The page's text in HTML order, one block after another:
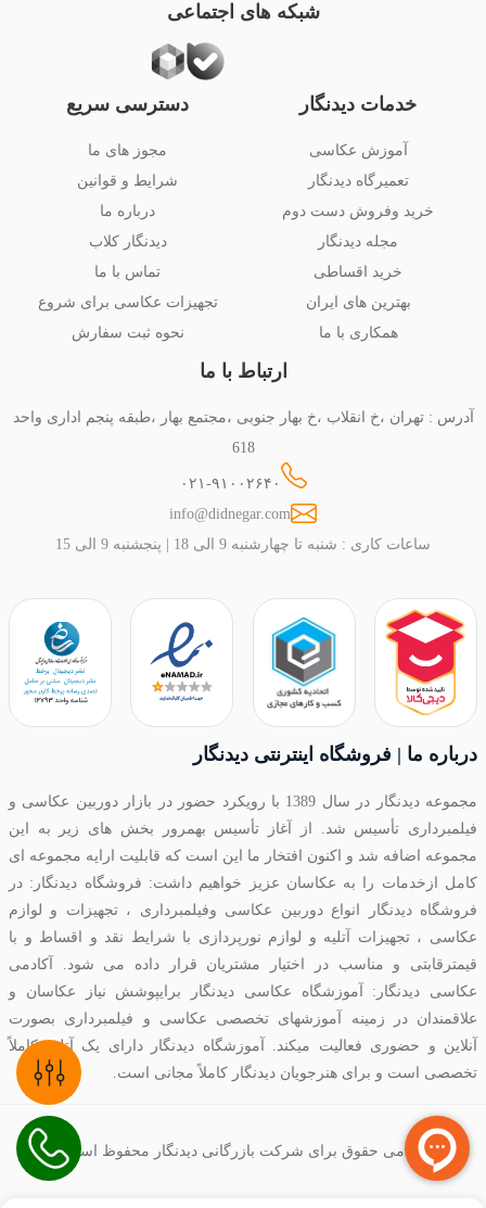
خدمات دیدنگار
آموزش عکاسی
تعمیرگاه دیدنگار
خرید وفروش دست دوم
مجله دیدنگار
خرید اقساطی
بهترین های ایران
همکاری با ما
دسترسی سریع
مجوز های ما
شرایط و قوانین
درباره ما
دیدنگار کلاب
تماس با ما
تجهیزات عکاسی برای شروع
نحوه ثبت سفارش
ارتباط با ما
آدرس : تهران ،خ انقلاب ،خ بهار جنوبی ،مجتمع بهار ،طبقه پنجم اداری واحد
618
۰۲۱-۹۱۰۰۲۶۴۰
info@didnegar.com
ساعات کاری : شنبه تا چهارشنبه 9 الی 18 | پنجشنبه 9 الی 15
شبکه های اجتماعی
درباره ما | فروشگاه اینترنتی دیدنگار
مجموعه دیدنگار در سال 1389 با رویکرد حضور در بازار دوربین عکاسی و
فیلمبرداری تأسیس شد. از آغاز تأسیس بهمرور بخش های زیر به این
مجموعه اضافه شد و اکنون افتخار ما این است که قابلیت ارایه مجموعه ای
کامل ازخدمات را به عکاسان عزیز خواهیم داشت: فروشگاه دیدنگار: در
فروشگاه دیدنگار انواع دوربین عکاسی وفیلمبرداری ، تجهیزات و لوازم
عکاسی ، تجهیزات آتلیه و لوازم نورپردازی با شرایط نقد و اقساط و با
قیمترقابتی و مناسب در اختیار مشتریان قرار داده می شود. آکادمی
عکاسی دیدنگار: آموزشگاه عکاسی دیدنگار برایپوشش نیاز عکاسان و
علاقمندان در زمینه آموزشهای تخصصی عکاسی و فیلمبرداری بصورت
آنلاین و حضوری فعالیت میکند. آموزشگاه دیدنگار دارای یک آتلیه کاملاً
تخصصی است و برای هنرجویان دیدنگار کاملاً مجانی است.
تمامی حقوق برای شرکت بازرگانی دیدنگار محفوظ است